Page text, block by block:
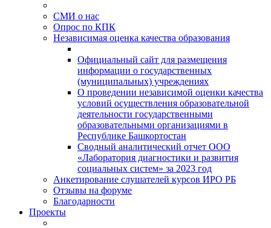
СМИ о нас
Опрос по КПК
Независимая оценка качества образования
Официальный сайт для размещения
информации о государственных
(муниципальных) учреждениях
О проведении независимой оценки качества
условий осуществления образовательной
деятельности государственными
образовательными организациями в
Республике Башкортостан
Сводный аналитический отчет ООО
«Лаборатория диагностики и развития
социальных систем» за 2023 год
Анкетирование слушателей курсов ИРО РБ
Отзывы на форуме
Благодарности
Проекты